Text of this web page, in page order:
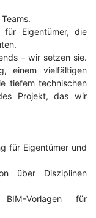
für Eigentümer, die
– wir setzen sie.
einem vielfältigen
tiefem technischen
Projekt, das wir
für Eigentümer und
über Disziplinen
BIM-Vorlagen für